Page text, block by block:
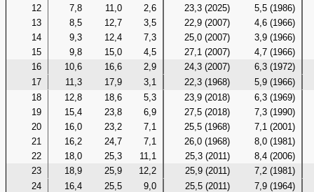
12
7,8 11,0 2,6 23,3 (2025)
5,5 (1986)
13
8,5 12,7 3,5 22,9 (2007)
4,6 (1966)
14
9,3 12,4 7,3 25,0 (2007)
3,9 (1966)
15
9,8 15,0 4,5 27,1 (2007)
4,7 (1966)
16
10,6 16,6 2,9 24,3 (2007)
6,3 (1972)
17
11,3 17,9 3,1 22,3 (1968)
5,9 (1966)
18
12,8 18,6 5,3 23,9 (2018)
6,3 (1969)
19
15,4 23,8 6,9 27,5 (2018)
7,3 (1990)
20
16,0 23,2 7,1 25,5 (1968)
7,1 (2001)
21
16,2 24,7 7,1 26,0 (1968)
8,0 (1981)
22
18,0 25,3 11,1 25,3 (2011)
8,4 (2006)
23
18,9 25,9 12,2 25,9 (2011)
7,2 (1981)
24
16,4 25,5 9,0 25,5 (2011)
7,9 (1964)